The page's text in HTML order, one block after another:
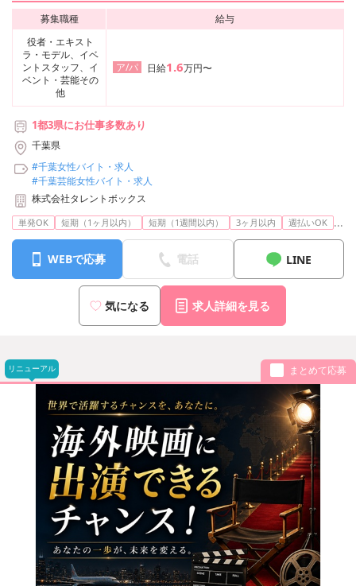
募集職種
給与
役者・エキスト
ラ・モデル、イベ
ントスタッフ、イ
ベント・芸能その
他
ア/パ 日給1.6万円〜
1都3県にお仕事多数あり
千葉県
#千葉女性バイト・求人
#千葉芸能女性バイト・求人
株式会社タレントボックス
単発OK 短期（1ヶ月以内） 短期（1週間以内） 3ヶ月以内 週払いOK ...
WEBで応募 電話 LINE
気になる 求人詳細を見る
リニューアル まとめて応募